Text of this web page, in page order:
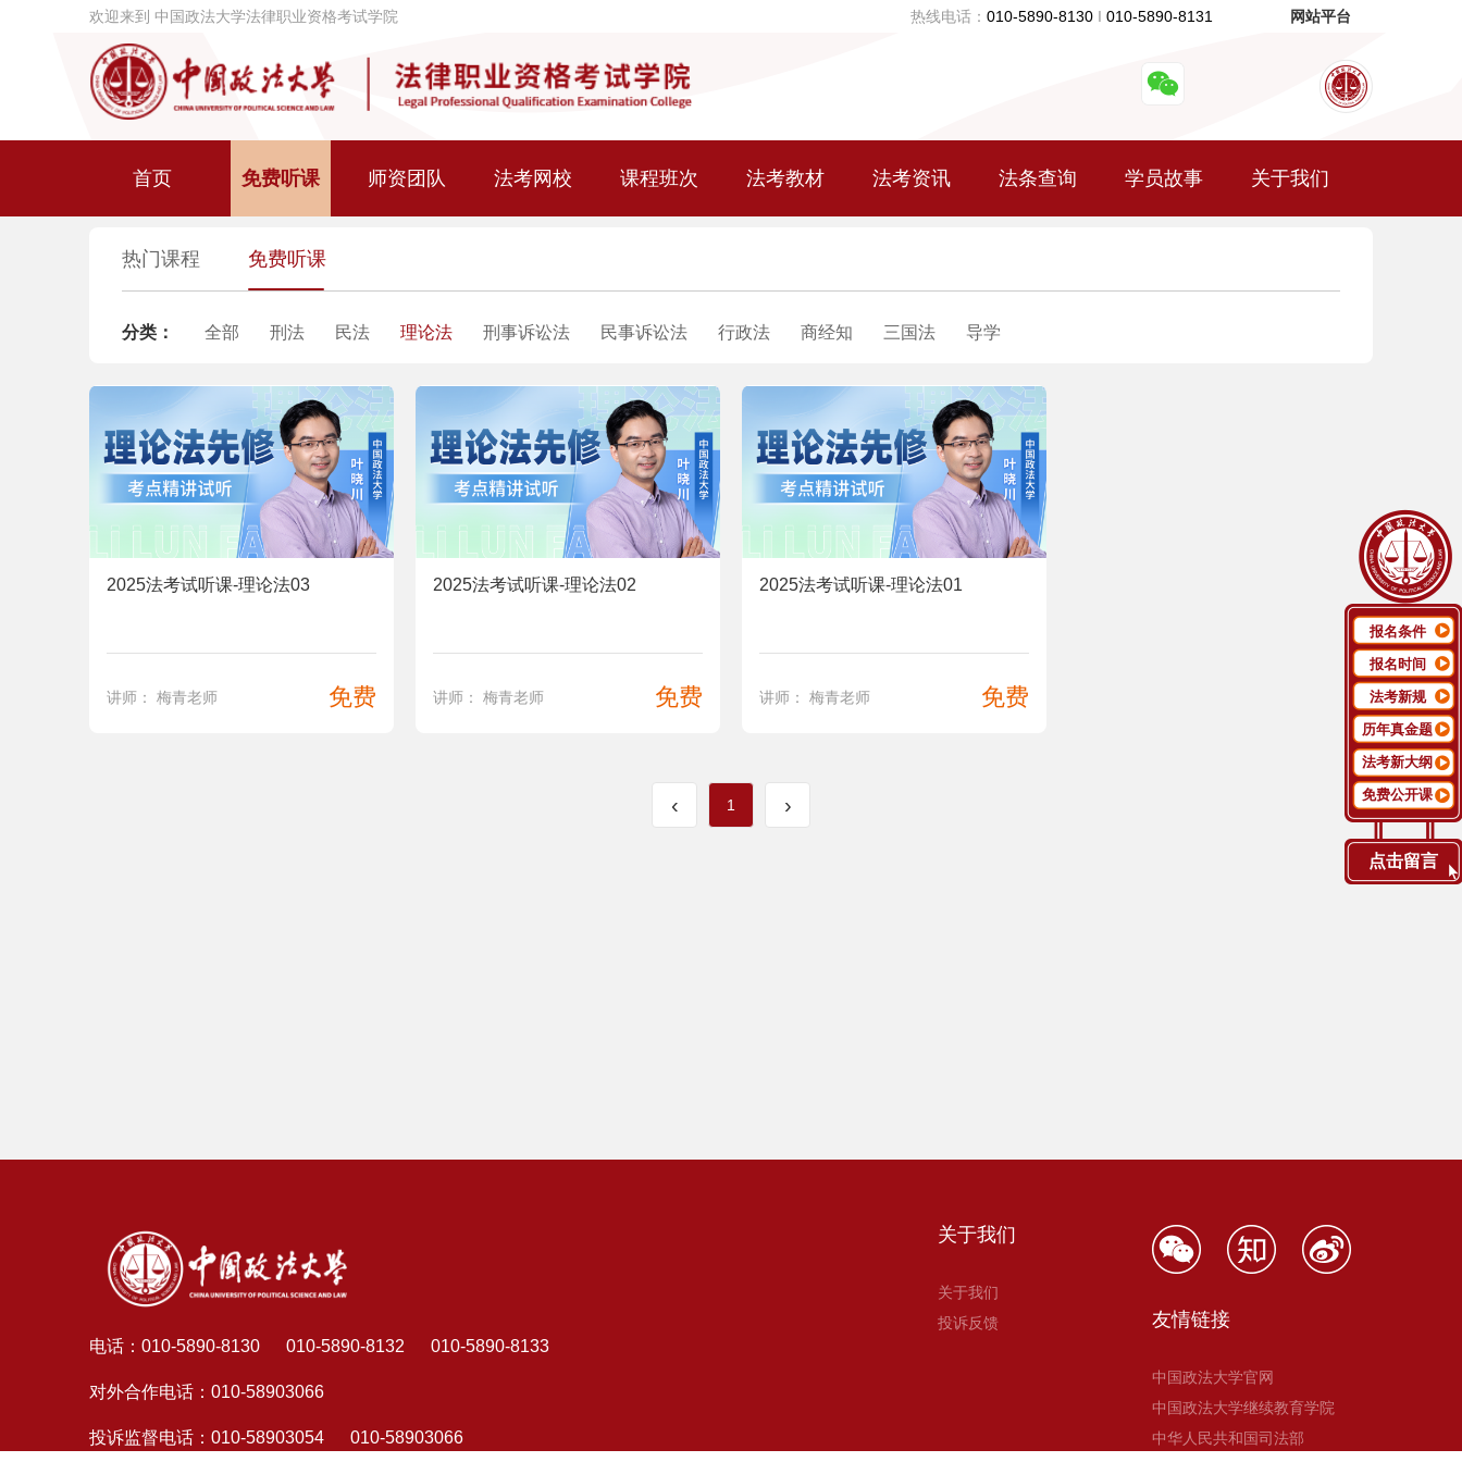
欢迎来到 中国政法大学法律职业资格考试学院 热线电话： 010-5890-8130 I 010-5890-8131 网站平台
首页 免费听课 师资团队 法考网校 课程班次 法考教材 法考资讯 法条查询 学员故事 关于我们
热门课程 免费听课
分类： 全部 刑法 民法 理论法 刑事诉讼法 民事诉讼法 行政法 商经知 三国法 导学
2025法考试听课-理论法03
讲师： 梅青老师 免费
2025法考试听课-理论法02
讲师： 梅青老师 免费
2025法考试听课-理论法01
讲师： 梅青老师 免费
‹ 1 ›
报名条件
报名时间
法考新规
历年真金题
法考新大纲
免费公开课
点击留言
电话： 010-5890-8130 010-5890-8132 010-5890-8133
对外合作电话： 010-58903066
投诉监督电话： 010-58903054 010-58903066
关于我们
关于我们
投诉反馈
友情链接
中国政法大学官网
中国政法大学继续教育学院
中华人民共和国司法部